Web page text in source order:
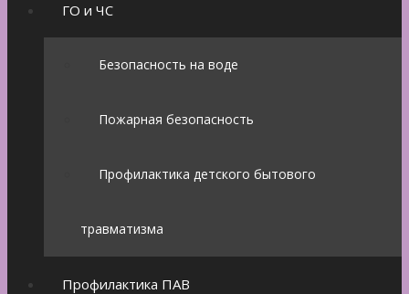
ГО и ЧС
Безопасность на воде
Пожарная безопасность
Профилактика детского бытового
травматизма
Профилактика ПАВ